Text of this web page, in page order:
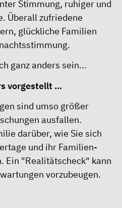
Stimmung, ruhiger und
Überall zufriedene
glückliche Familien
ganz anders sein...
vorgestellt ...
sind umso größer
ausfallen.
darüber, wie Sie sich
und ihr Familien-
Ein "Realitätscheck" kann
vorzubeugen.